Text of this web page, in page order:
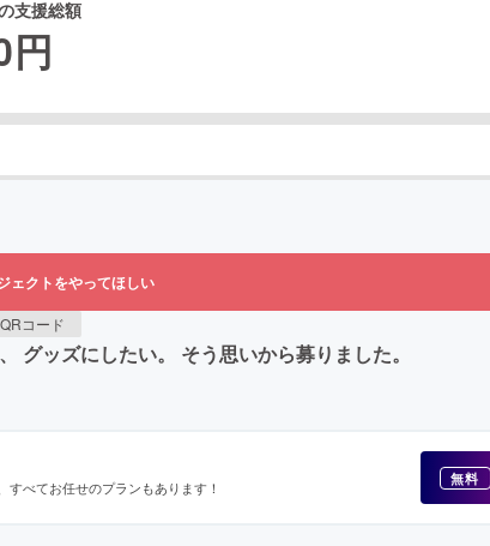
支援総額
円
ェクトをやってほしい
QRコード
ッズにしたい。 そう思いから募りました。
べてお任せのプランもあります！ 無料